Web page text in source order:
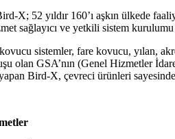
X; 52 yıldır 160’ı aşkın ülkede
sağlayıcı ve yetkili sistem
sistemler, fare kovucu, yılan,
olan GSA’nın (Genel Hizmetler
Bird-X, çevreci ürünleri